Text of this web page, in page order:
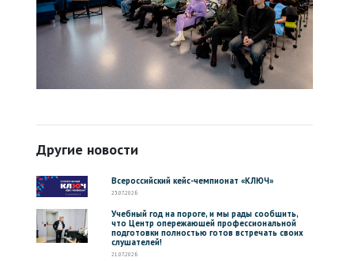
Другие новости
Всероссийский кейс-чемпионат «КЛЮЧ»
23.07.2026
Учебный год на пороге, и мы рады сообщить,
что Центр опережающей профессиональной
подготовки полностью готов встречать своих
слушателей!
21.07.2026